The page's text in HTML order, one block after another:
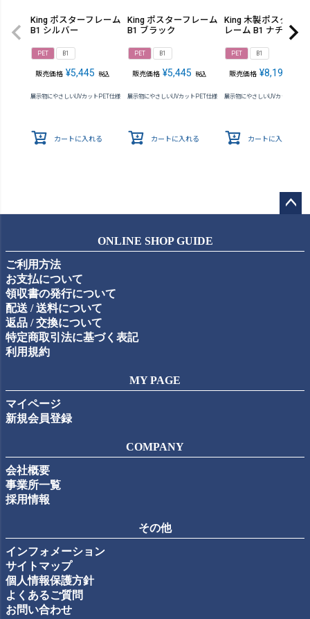
King ポスターフレーム
B1 シルバー
PET B1
販売価格 ¥5,445 税込
展示物にやさしいUVカットPET仕様
カートに入れる
King ポスターフレーム
B1 ブラック
PET B1
販売価格 ¥5,445 税込
展示物にやさしいUVカットPET仕様
カートに入れる
King 木製ポスターフ
レーム B1 ナチュラル
PET B1
販売価格 ¥8,195
展示物にやさしいUVカットPET仕
カートに入れる
ップ
ONLINE SHOP GUIDE
ご利用方法
お支払について
領収書の発行について
配送 / 送料について
返品 / 交換について
特定商取引法に基づく表記
利用規約
MY PAGE
マイページ
新規会員登録
COMPANY
会社概要
事業所一覧
採用情報
その他
インフォメーション
サイトマップ
個人情報保護方針
よくあるご質問
お問い合わせ